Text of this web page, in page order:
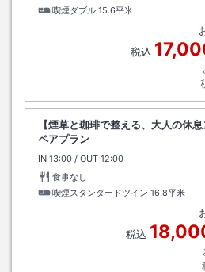
喫煙ダブル 15.6平米
税込
【煙草と珈琲で整える、大人の休
ペアプラン
IN チェックイン
13:00 / OUT チェックアウト
12:00
食事なし
喫煙スタンダードツイン 16.8平米
税込